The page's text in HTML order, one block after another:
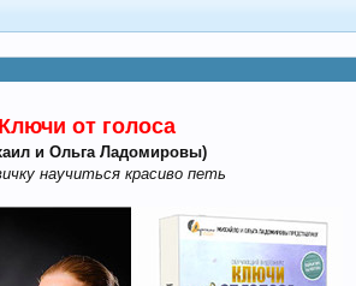
Ключи от голоса
и Ольга Ладомировы)
научиться красиво петь